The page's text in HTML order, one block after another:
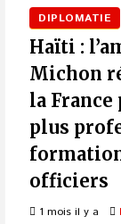
DIPLOMATIE
Haïti :
Michon
la
plus
officiers
1 mois il y a